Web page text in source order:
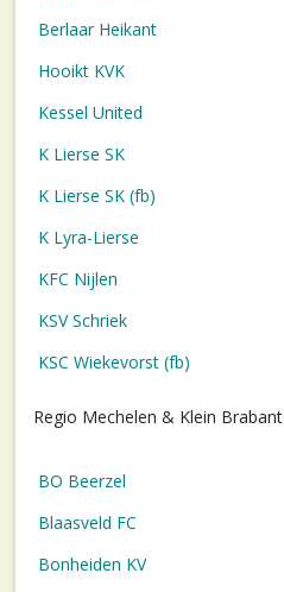
Berlaar Heikant
Hooikt KVK
Kessel United
K Lierse SK
K Lierse SK (fb)
K Lyra-Lierse
KFC Nijlen
KSV Schriek
KSC Wiekevorst (fb)
Regio Mechelen & Klein Brabant
BO Beerzel
Blaasveld FC
Bonheiden KV